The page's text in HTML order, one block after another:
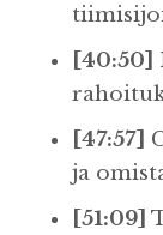
[40:50]
[47:57]
ja
[51:09]